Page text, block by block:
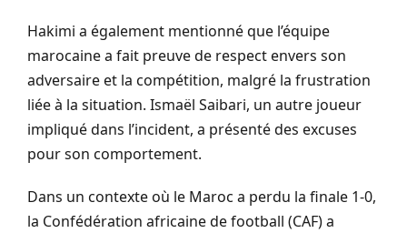
Hakimi a également mentionné que l’équipe
marocaine a fait preuve de respect envers son
adversaire et la compétition, malgré la frustration
liée à la situation. Ismaël Saibari, un autre joueur
impliqué dans l’incident, a présenté des excuses
pour son comportement.
Dans un contexte où le Maroc a perdu la finale 1-0,
la Confédération africaine de football (CAF) a